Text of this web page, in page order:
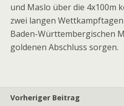
und Maslo über die 4x100m
zwei langen
Baden-Württembergischen
goldenen Abschluss sorgen.
Vorheriger Beitrag